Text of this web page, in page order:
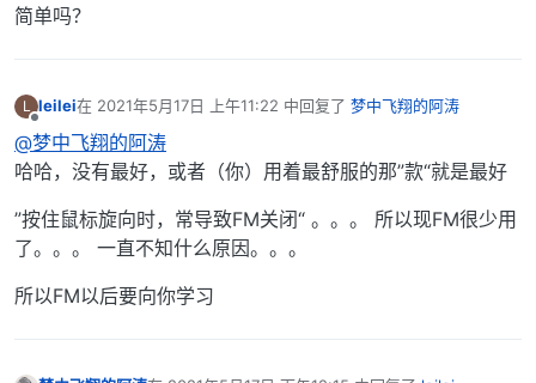
简单吗？
L leilei在 2021年5月17日 上午11:22 中回复了 梦中飞翔的阿涛
最后由 编辑
@梦中飞翔的阿涛
哈哈，没有最好，或者（你）用着最舒服的那”款“就是最好
”按住鼠标旋向时，常导致FM关闭“ 。。。 所以现FM很少用
了。。。 一直不知什么原因。。。
所以FM以后要向你学习